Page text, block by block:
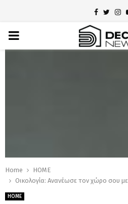
Facebook
PRIMARY
Home
HOME
Οικολογία: Ανανέωσε τον χώρο σου με
HOME